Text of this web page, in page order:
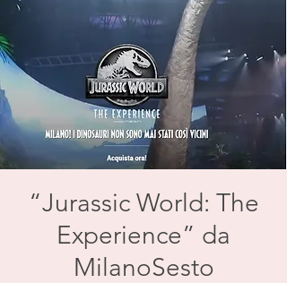
“Jurassic World: The
Experience” da
MilanoSesto